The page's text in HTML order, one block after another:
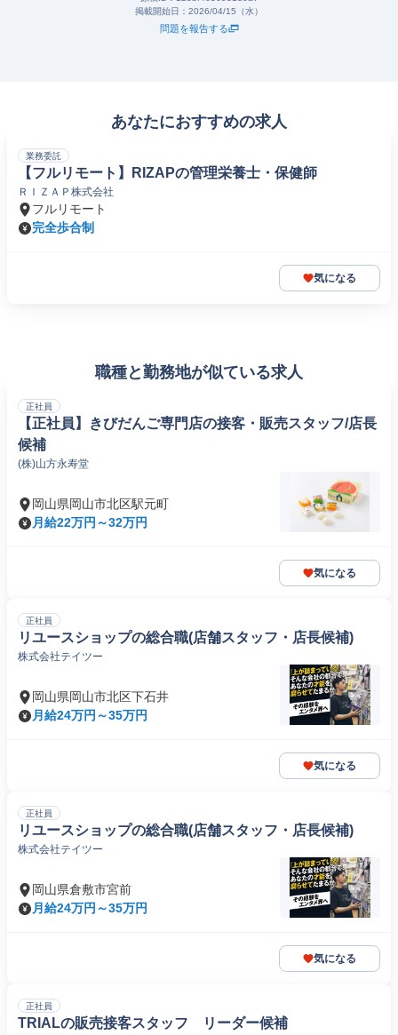
掲載開始日： 2026/04/15（水）
問題を報告する
あなたにおすすめの求人
業務委託
【フルリモート】RIZAPの管理栄養士・保健師
ＲＩＺＡＰ株式会社
フルリモート
完全歩合制
気になる
職種と勤務地が似ている求人
正社員
【正社員】きびだんご専門店の接客・販売スタッフ/店長
候補
(株)山方永寿堂
岡山県岡山市北区駅元町
月給22万円～32万円
気になる
正社員
リユースショップの総合職(店舗スタッフ・店長候補)
株式会社テイツー
岡山県岡山市北区下石井
月給24万円～35万円
気になる
正社員
リユースショップの総合職(店舗スタッフ・店長候補)
株式会社テイツー
岡山県倉敷市宮前
月給24万円～35万円
気になる
正社員
TRIALの販売接客スタッフ リーダー候補